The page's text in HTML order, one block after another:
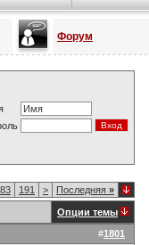
Форум
191 > Последняя »
Опции темы
#1801